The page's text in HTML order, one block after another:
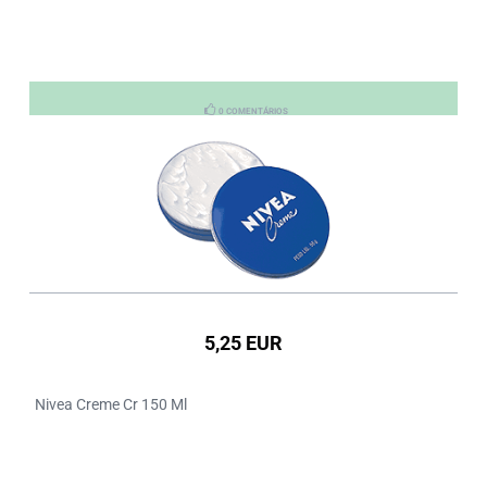
0 COMENTÁRIOS
5,25 EUR
Nivea Creme Cr 150 Ml